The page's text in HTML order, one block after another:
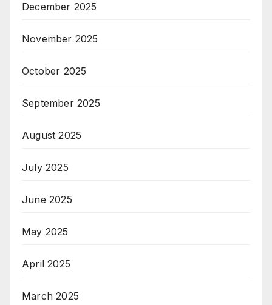
December 2025
November 2025
October 2025
September 2025
August 2025
July 2025
June 2025
May 2025
April 2025
March 2025